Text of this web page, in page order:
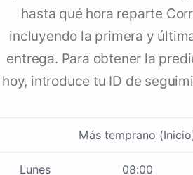
hasta qué hora reparte
incluyendo la primera y
entrega. Para obtener la
hoy, introduce tu ID de
Más temprano
Lunes 08:00